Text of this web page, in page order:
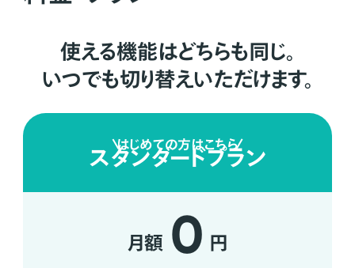
使える機能はどちらも同じ。
いつでも切り替えいただけます。
はじめての方はこちら
スタンダードプラン
月額 0 円